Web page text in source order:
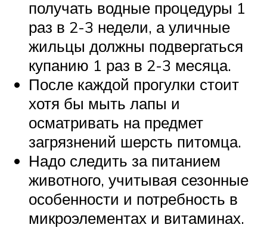
получать водные процедуры 1
раз в 2-3 недели, а уличные
жильцы должны подвергаться
купанию 1 раз в 2-3 месяца.
После каждой прогулки стоит
хотя бы мыть лапы и
осматривать на предмет
загрязнений шерсть питомца.
Надо следить за питанием
животного, учитывая сезонные
особенности и потребность в
микроэлементах и витаминах.